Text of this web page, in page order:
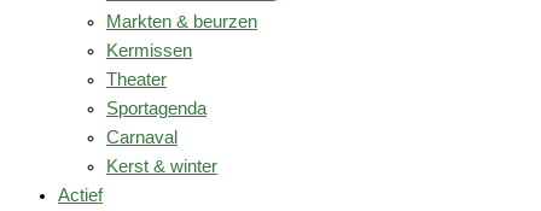
Markten & beurzen
Kermissen
Theater
Sportagenda
Carnaval
Kerst & winter
Actief